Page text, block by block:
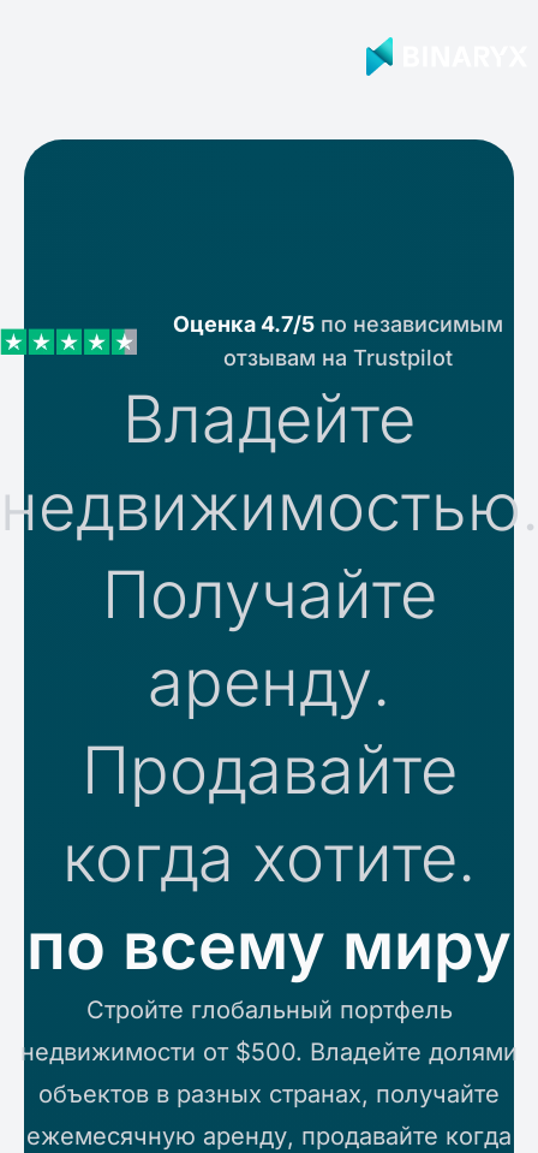
Оценка 4.7/5по независимым
отзывам на Trustpilot
Владейте
недвижимостью.
Получайте
аренду.
Продавайте
когда хотите.
по всему миру
Стройте глобальный портфель
недвижимости от $500. Владейте долями
объектов в разных странах, получайте
ежемесячную аренду, продавайте когда